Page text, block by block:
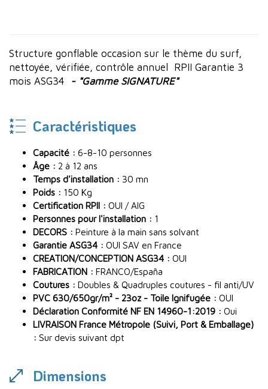
Structure gonflable occasion sur le thème du surf,
nettoyée, vérifiée, contrôle annuel RPII Garantie 3
mois ASG34 - "Gamme SIGNATURE"
Caractéristiques
Capacité : 6-8-10 personnes
Âge : 2 à 12 ans
Temps d'installation : 30 mn
Poids : 150 Kg
Certification RPII : OUI / AIG
Personnes pour l'installation : 1
DECORS : Peinture à la main sans solvant
Garantie ASG34 : OUI SAV en France
CREATION/CONCEPTION ASG34 : OUI
FABRICATION : FRANCO/España
Coutures : Doubles & Quadruples coutures - fil anti/UV
PVC 630/650gr/m² - 23oz - Toile Ignifugée : OUI
Déclaration Conformité NF EN 14960-1:2019 : Oui
LIVRAISON France Métropole (Suivi, Port & Emballage)
: Sur devis suivant dpt
Dimensions